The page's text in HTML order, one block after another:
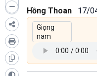
Hồng Thoan 17/